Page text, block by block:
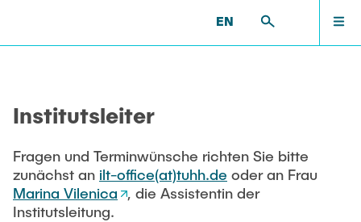
EN
Team
News
Kooperationen
Forschungsprojekte
Promotion
Dissertationen
LEHRE
Lehrveranstaltungen
Studentische Arbeiten
Lehrkörper
Wissensch. MitarbeiterInnen
Studentische Arbeiten
HiWi-Stellen
Institutsleiter
Fragen und Terminwünsche richten Sie bitte
zunächst an ilt-office(at)tuhh.de oder an Frau
Marina Vilenica
, die Assistentin der
Institutsleitung.